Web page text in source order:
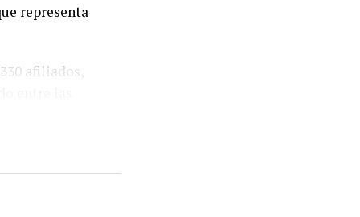
representa
afiliados,
en
al